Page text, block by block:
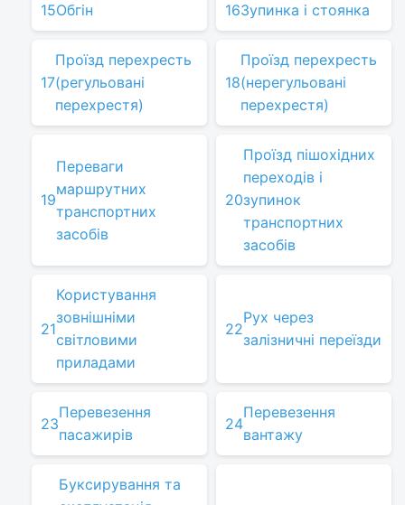
15Обгін 16Зупинка і стоянка
17
Проїзд перехресть
(регульовані
перехрестя)
18
Проїзд перехресть
(нерегульовані
перехрестя)
19
Переваги
маршрутних
транспортних
засобів
20
Проїзд пішохідних
переходів і
зупинок
транспортних
засобів
21
Користування
зовнішніми
світловими
приладами
22
Рух через
залізничні переїзди
23
Перевезення
пасажирів
24
Перевезення
вантажу
Буксирування та